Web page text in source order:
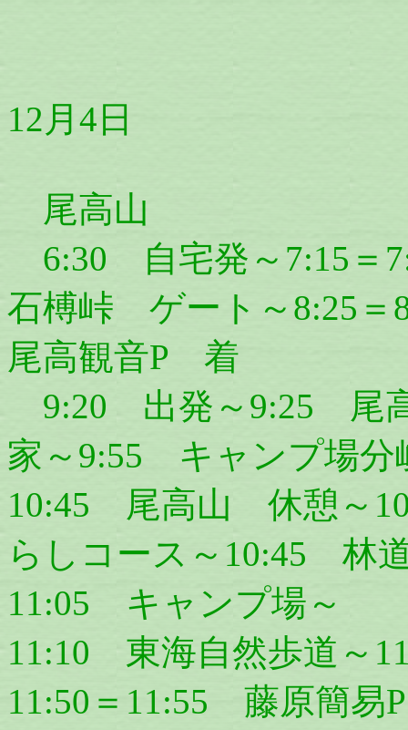
12月4日
尾高山
6:30 自宅発～7:15＝
石榑峠 ゲート～8:25
尾高観音P 着
9:20 出発～9:25 尾
家～9:55 キャンプ場分
10:45 尾高山 休憩～
らしコース～10:45 林
11:05 キャンプ場～
11:10 東海自然歩道～
11:50＝11:55 藤原簡易